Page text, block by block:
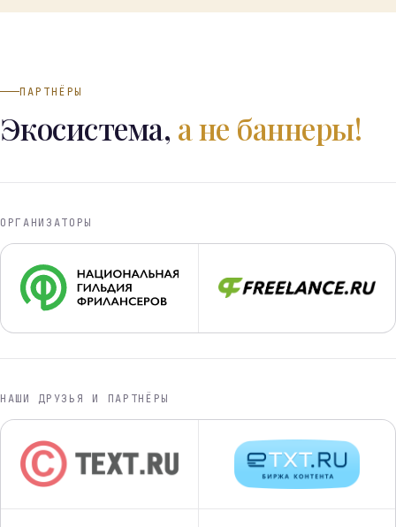
ПАРТНЁРЫ
Экосистема, а не баннеры!
ОРГАНИЗАТОРЫ
НАШИ ДРУЗЬЯ И ПАРТНЁРЫ